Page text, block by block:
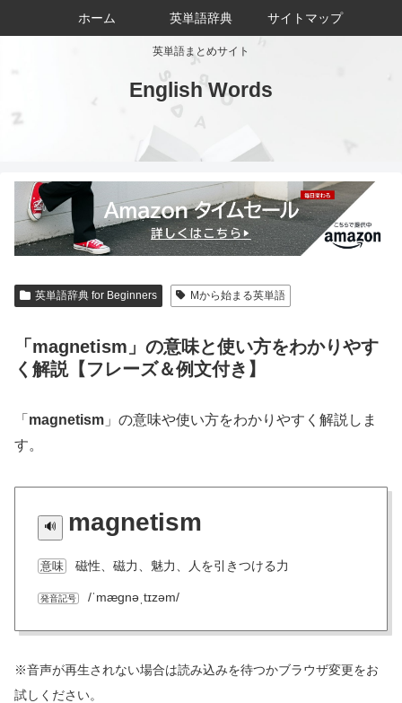
英単語まとめサイト
English Words
ホーム 英単語辞典 サイトマップ
英単語辞典 for Beginners Mから始まる英単語
「magnetism」の意味と使い方をわかりやす
く解説【フレーズ＆例文付き】
「 magnetism 」の意味や使い方をわかりやすく解説しま
す。
magnetism
意味 磁性、磁力、魅力、人を引きつける力
発音記号 /ˈmæɡnəˌtɪzəm/
※音声が再生されない場合は読み込みを待つかブラウザ変更をお
試しください。